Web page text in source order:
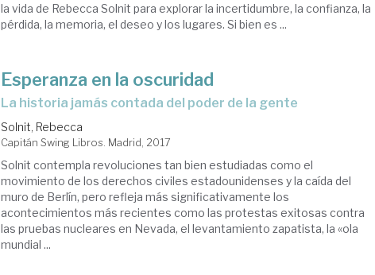
la vida de Rebecca Solnit para explorar la incertidumbre, la confianza, la
pérdida, la memoria, el deseo y los lugares. Si bien es ...
Esperanza en la oscuridad
la historia jamás contada del poder de la gente
Solnit, Rebecca
Capitán Swing Libros. Madrid, 2017
Solnit contempla revoluciones tan bien estudiadas como el
movimiento de los derechos civiles estadounidenses y la caída del
muro de Berlín, pero refleja más significativamente los
acontecimientos más recientes como las protestas exitosas contra
las pruebas nucleares en Nevada, el levantamiento zapatista, la «ola
mundial ...